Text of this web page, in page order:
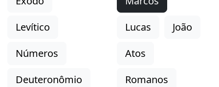
Levítico
Números
Deuteronômio
Lucas
João
Atos
Romanos